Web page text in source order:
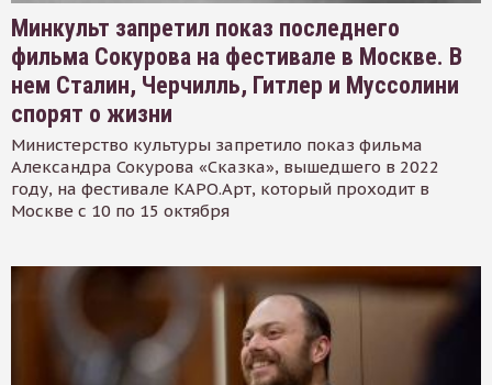
Минкульт запретил показ последнего
фильма Сокурова на фестивале в Москве. В
нем Сталин, Черчилль, Гитлер и Муссолини
спорят о жизни
Министерство культуры запретило показ фильма
Александра Сокурова «Сказка», вышедшего в 2022
году, на фестивале КАРО.Арт, который проходит в
Москве с 10 по 15 октября